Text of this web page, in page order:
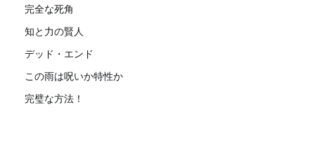
完全な死角
知と力の賢人
デッド・エンド
この雨は呪いか特性か
完璧な方法！